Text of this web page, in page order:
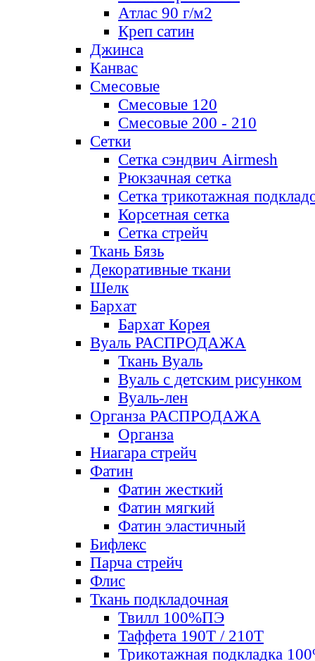
Атлас 90 г/м2
Креп сатин
Джинса
Канвас
Смесовые
Смесовые 120
Смесовые 200 - 210
Сетки
Сетка сэндвич Airmesh
Рюкзачная сетка
Сетка трикотажная
Корсетная сетка
Сетка стрейч
Ткань Бязь
Декоративные ткани
Шелк
Бархат
Бархат Корея
Вуаль РАСПРОДАЖА
Ткань Вуаль
Вуаль с детским рисунком
Вуаль-лен
Органза РАСПРОДАЖА
Органза
Ниагара стрейч
Фатин
Фатин жесткий
Фатин мягкий
Фатин элаcтичный
Бифлекс
Парча стрейч
Флис
Ткань подкладочная
Твилл 100%ПЭ
Таффета 190Т / 210Т
Трикотажная подкладка